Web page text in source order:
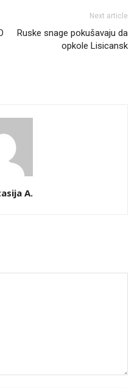
Next article
Ruske snage pokušavaju da
opkole Lisicansk
A.